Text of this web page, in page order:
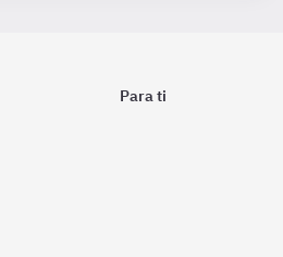
Para ti